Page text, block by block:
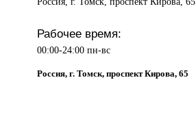
Рабочее время:
00:00-24:00 пн-вс
Россия, г. Томск, проспект Кирова, 65